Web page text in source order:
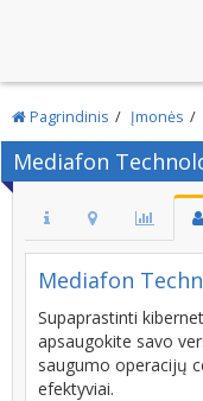
Pagrindinis Įmonės
Mediafon
Mediafon
Supaprastinti
apsaugokite savo
saugumo operacijų
efektyviai.